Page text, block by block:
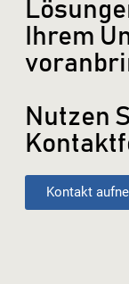
Ihrem
Nutzen
Kontakt